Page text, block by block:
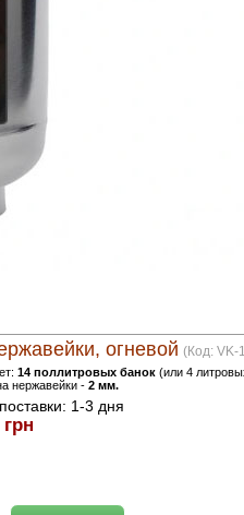
огневой (Код:VK-
14 поллитровых банок (или 4
нержавейки - 2 мм.
1-3 дня